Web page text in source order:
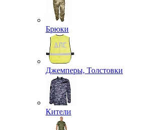
Брюки
Джемперы, Толстовки
Кители